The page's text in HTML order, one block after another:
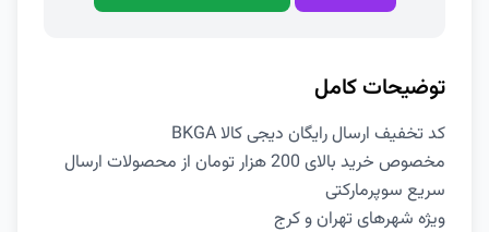
توضیحات کامل
کد تخفیف ارسال رایگان دیجی کالا BKGA
مخصوص خرید بالای 200 هزار تومان از محصولات ارسال
سریع سوپرمارکتی
ویژه شهرهای تهران و کرج